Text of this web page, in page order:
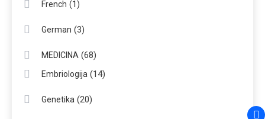
French (1)
German (3)
MEDICINA (68)
Embriologija (14)
Genetika (20)